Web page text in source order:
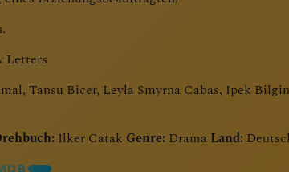
Letters
Tansu Bicer, Leyla Smyrna Cabas, Ipek
Ilker Catak Genre: Drama Land: